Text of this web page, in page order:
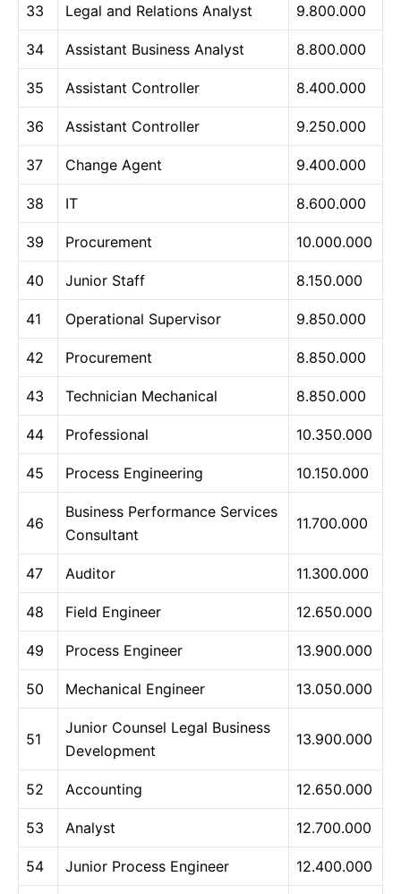
33 Legal and Relations Analyst 9.800.000
34 Assistant Business Analyst 8.800.000
35 Assistant Controller 8.400.000
36 Assistant Controller 9.250.000
37 Change Agent 9.400.000
38 IT 8.600.000
39 Procurement 10.000.000
40 Junior Staff 8.150.000
41 Operational Supervisor 9.850.000
42 Procurement 8.850.000
43 Technician Mechanical 8.850.000
44 Professional 10.350.000
45 Process Engineering 10.150.000
46
Business Performance Services
Consultant
11.700.000
47 Auditor 11.300.000
48 Field Engineer 12.650.000
49 Process Engineer 13.900.000
50 Mechanical Engineer 13.050.000
51
Junior Counsel Legal Business
Development
13.900.000
52 Accounting 12.650.000
53 Analyst 12.700.000
54 Junior Process Engineer 12.400.000